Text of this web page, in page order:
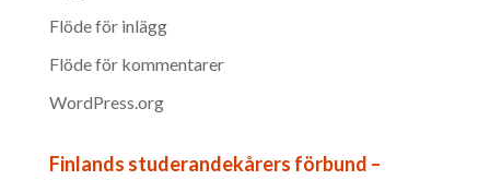
Flöde för inlägg
Flöde för kommentarer
WordPress.org
Finlands studerandekårers förbund –